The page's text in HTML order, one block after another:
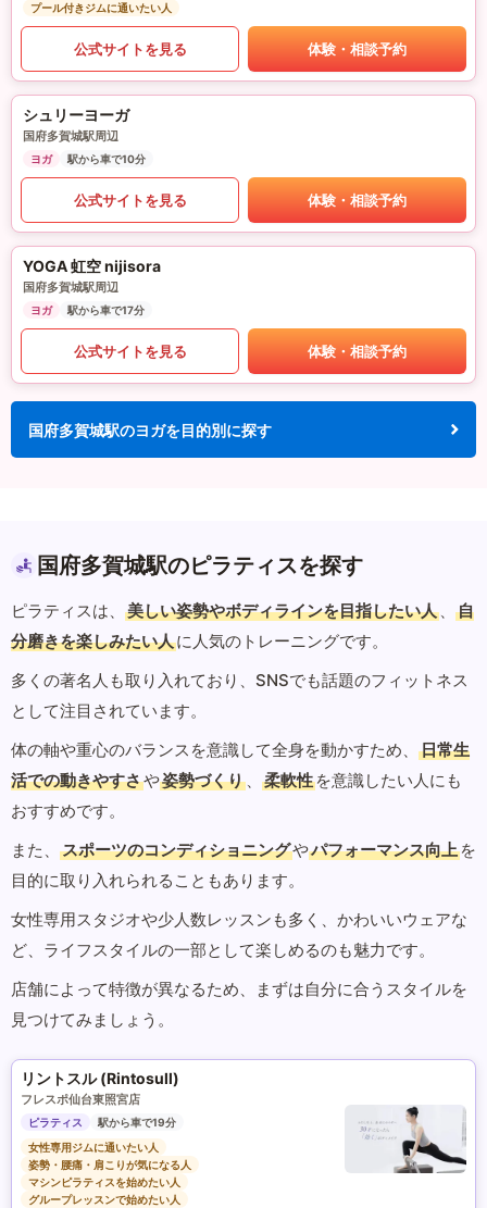
プール付きジムに通いたい人
公式サイトを見る 体験・相談予約
シュリーヨーガ
国府多賀城駅周辺
ヨガ 駅から車で10分
公式サイトを見る 体験・相談予約
YOGA 虹空 nijisora
国府多賀城駅周辺
ヨガ 駅から車で17分
公式サイトを見る 体験・相談予約
国府多賀城駅のヨガを目的別に探す
国府多賀城駅のピラティスを探す
ピラティスは、 美しい姿勢やボディラインを目指したい人 、
自
分磨きを楽しみたい人に人気のトレーニングです。
多くの著名人も取り入れており、SNSでも話題のフィットネス
として注目されています。
体の軸や重心のバランスを意識して全身を動かすため、
日常生
活での動きやすさや姿勢づくり 、 柔軟性 を意識したい人にも
おすすめです。
また、
スポーツのコンディショニングやパフォーマンス向上 を
目的に取り入れられることもあります。
女性専用スタジオや少人数レッスンも多く、かわいいウェアな
ど、ライフスタイルの一部として楽しめるのも魅力です。
店舗によって特徴が異なるため、まずは自分に合うスタイルを
見つけてみましょう。
リントスル (Rintosull)
フレスポ仙台東照宮店
ピラティス
駅から車で19分
女性専用ジムに通いたい人
姿勢・腰痛・肩こりが気になる人
マシンピラティスを始めたい人
グループレッスンで始めたい人